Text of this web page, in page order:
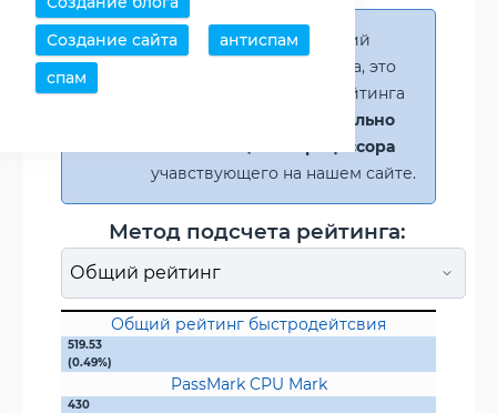
Создание сайта
антиспам
спам
Внимание!Выбран общий
метод подсчета рейтинга, это
значит что проценты рейтинга
относительно
самого мощного процессора
учавствующего на нашем сайте.
Метод подсчета рейтинга:
Общий рейтинг быстродейтсвия
519.53
(0.49%)
PassMark CPU Mark
430